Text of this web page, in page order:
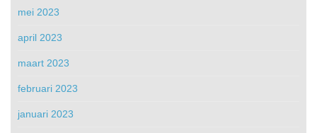
mei 2023
april 2023
maart 2023
februari 2023
januari 2023